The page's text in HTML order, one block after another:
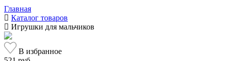
Главная
Каталог товаров
Игрушки для мальчиков
В избранное